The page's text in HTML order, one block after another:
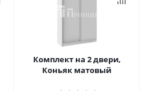
Комплект на 2 двери,
Коньяк матовый